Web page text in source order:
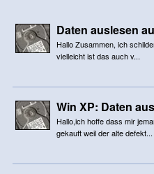
Daten auslesen
Hallo Zusammen, ich
vielleicht ist das auch v...
Win XP: Daten
Hallo,ich hoffe dass mir
gekauft weil der alte defekt...